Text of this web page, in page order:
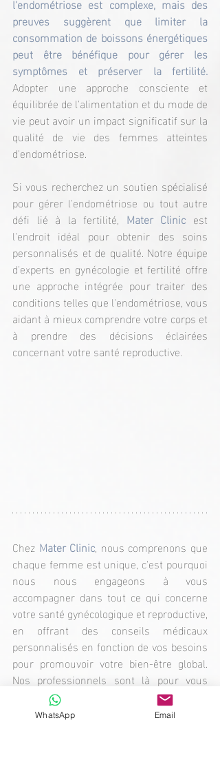
l'endométriose est complexe, mais des
preuves suggèrent que limiter la
consommation de boissons énergétiques
peut être bénéfique pour gérer les
symptômes et préserver la fertilité.
Adopter une approche consciente et
équilibrée de l'alimentation et du mode de
vie peut avoir un impact significatif sur la
qualité de vie des femmes atteintes
d'endométriose.
Si vous recherchez un soutien spécialisé
pour gérer l'endométriose ou tout autre
défi lié à la fertilité, Mater Clinic est
l'endroit idéal pour obtenir des soins
personnalisés et de qualité. Notre équipe
d'experts en gynécologie et fertilité offre
une approche intégrée pour traiter des
conditions telles que l'endométriose, vous
aidant à mieux comprendre votre corps et
à prendre des décisions éclairées
concernant votre santé reproductive.
Chez Mater Clinic, nous comprenons que
chaque femme est unique, c'est pourquoi
nous nous engageons à vous
accompagner dans tout ce qui concerne
votre santé gynécologique et reproductive,
en offrant des conseils médicaux
personnalisés en fonction de vos besoins
pour promouvoir votre bien-être global.
Nos professionnels sont là pour vous
soutenir à chaque étape. N'hésitez pas à
nous contacter pour en savoir plus sur la
WhatsApp Email